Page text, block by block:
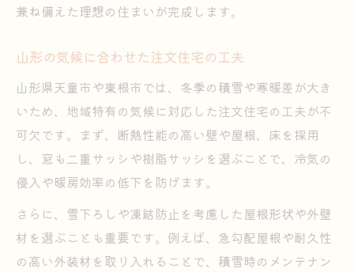
兼ね備えた理想の住まいが完成します。
山形の気候に合わせた注文住宅の工夫
山形県天童市や東根市では、冬季の積雪や寒暖差が大き
いため、地域特有の気候に対応した注文住宅の工夫が不
可欠です。まず、断熱性能の高い壁や屋根、床を採用
し、窓も二重サッシや樹脂サッシを選ぶことで、冷気の
侵入や暖房効率の低下を防げます。
さらに、雪下ろしや凍結防止を考慮した屋根形状や外壁
材を選ぶことも重要です。例えば、急勾配屋根や耐久性
の高い外装材を取り入れることで、積雪時のメンテナン